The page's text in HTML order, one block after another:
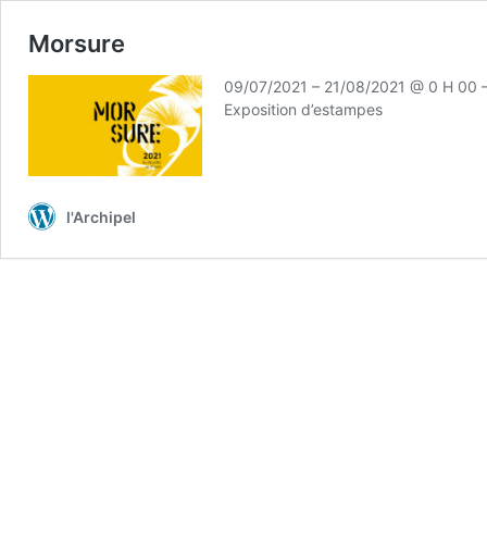
Morsure
09/07/2021 – 21/08/2021 @ 0 H 00
Exposition d’estampes
l'Archipel